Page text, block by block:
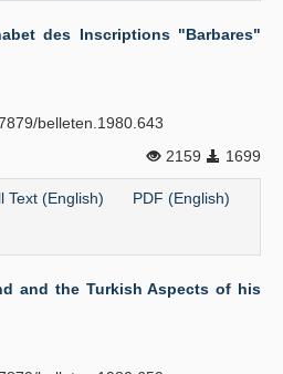
des Inscriptions "Barbares"
belleten.1980.643
2159
1699
Text (English) PDF (English)
and the Turkish Aspects of his